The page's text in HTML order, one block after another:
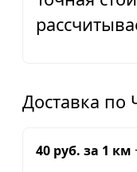
Доставка по
40 руб. за 1 км